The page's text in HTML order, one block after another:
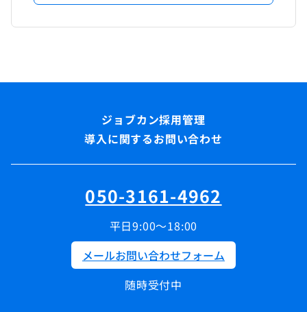
導入に関するお問い合わせ
050-3161-4962
平日9:00～18:00
メールお問い合わせフォーム
随時受付中